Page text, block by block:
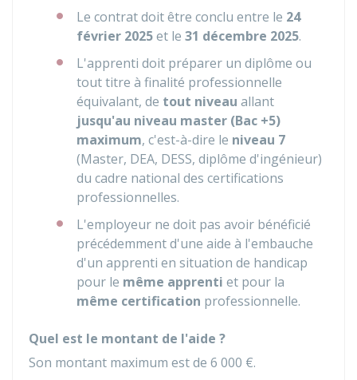
Le contrat doit être conclu entre le 24
février 2025et le 31 décembre 2025.
L'apprenti doit préparer un diplôme ou
tout titre à finalité professionnelle
équivalant, de tout niveau allant
jusqu'au niveau master (Bac +5)
maximum, c'est-à-dire le niveau 7
(Master, DEA, DESS, diplôme d'ingénieur)
du cadre national des certifications
professionnelles.
L'employeur ne doit pas avoir bénéficié
précédemment d'une aide à l'embauche
d'un apprenti en situation de handicap
pour le même apprenti et pour la
même certification professionnelle.
Quel est le montant de l'aide ?
Son montant maximum est de 6 000 €.